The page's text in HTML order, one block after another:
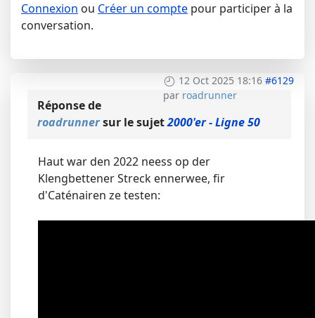
Connexion ou Créer un compte pour participer à la
conversation.
12 Oct 2025 18:16 #6129
par roadrunner
Réponse de
roadrunnersur le sujet2000'er - Ligne 50
Haut war den 2022 neess op der
Klengbettener Streck ennerwee, fir
d'Caténairen ze testen: